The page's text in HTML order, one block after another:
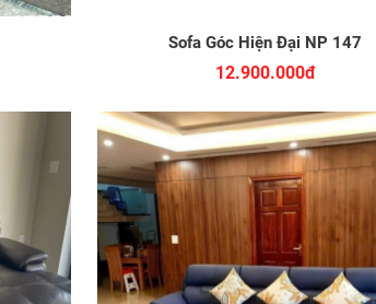
Sofa Góc Hiện Đại NP 147
12.900.000đ